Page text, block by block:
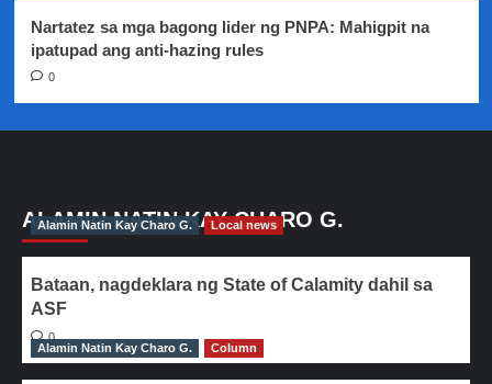
Nartatez sa mga bagong lider ng PNPA: Mahigpit na
ipatupad ang anti-hazing rules
0
ALAMIN NATIN KAY CHARO G.
Alamin Natin Kay Charo G. Local news
Bataan, nagdeklara ng State of Calamity dahil sa
ASF
0
Alamin Natin Kay Charo G.
Column